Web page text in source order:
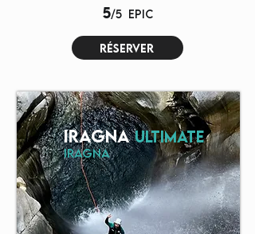
5/5 EPIC
réserver
iragnaultimate
iragna